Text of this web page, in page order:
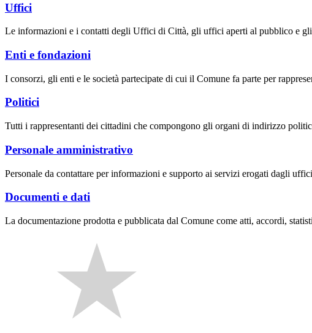
Uffici
Le informazioni e i contatti degli Uffici di Città, gli uffici aperti al pubblico e
Enti e fondazioni
I consorzi, gli enti e le società partecipate di cui il Comune fa parte per
Politici
Tutti i rappresentanti dei cittadini che compongono gli organi di indirizzo
Personale amministrativo
Personale da contattare per informazioni e supporto ai servizi erogati dagli
Documenti e dati
La documentazione prodotta e pubblicata dal Comune come atti, accordi,